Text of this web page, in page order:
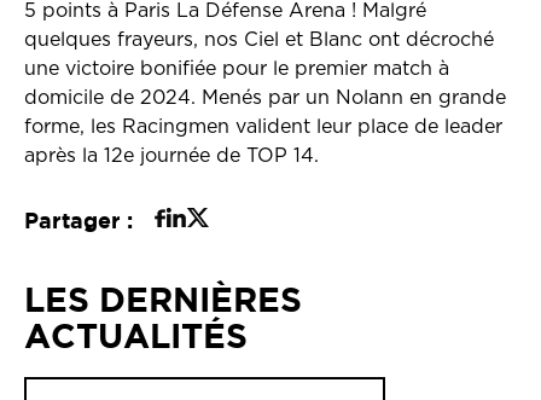
5 points à Paris La Défense Arena ! Malgré
quelques frayeurs, nos Ciel et Blanc ont décroché
une victoire bonifiée pour le premier match à
domicile de 2024. Menés par un Nolann en grande
forme, les Racingmen valident leur place de leader
après la 12e journée de TOP 14.
Partager :
LES DERNIÈRES
ACTUALITÉS